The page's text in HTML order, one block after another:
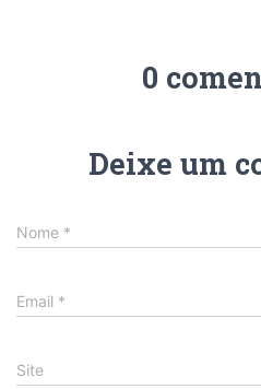
0
Deixe um
Nome *
Email *
Site